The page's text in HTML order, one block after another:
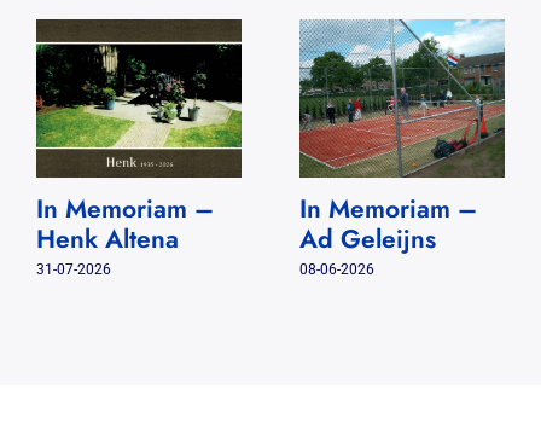
In Memoriam –
Henk Altena
31-07-2026
In Memoriam –
Ad Geleijns
08-06-2026